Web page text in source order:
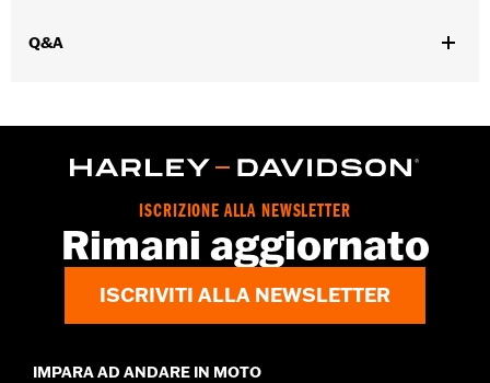
Istruzioni di installazione
montaggio e istruzioni per l’installazione
www.h-d.com/warranty
per le informazioni complete
Q&A
ISCRIZIONE ALLA NEWSLETTER
Rimani aggiornato
ISCRIVITI ALLA NEWSLETTER
IMPARA AD ANDARE IN MOTO